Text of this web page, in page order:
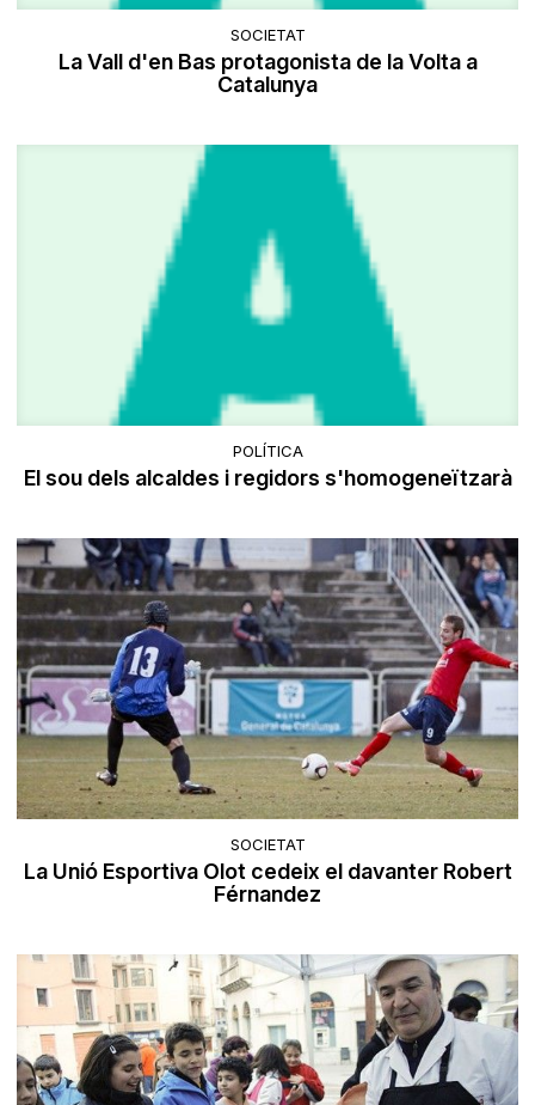
SOCIETAT
La Vall d'en Bas protagonista de la Volta a
Catalunya
POLÍTICA
El sou dels alcaldes i regidors s'homogeneïtzarà
SOCIETAT
La Unió Esportiva Olot cedeix el davanter Robert
Férnandez